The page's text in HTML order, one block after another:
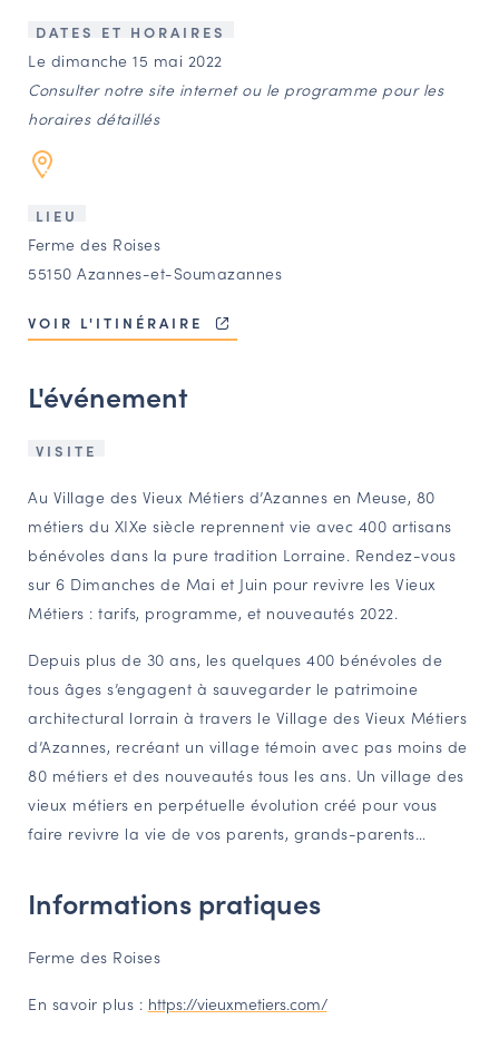
CONTACT
Agenda
Annuaire
Ressources
BOURSE D’ÉCHANGE
CARTES DES NAUDIN
Espace acteurs
NAVIGATION FILTRÉE « ACTEURS »
PORTAIL CULTURE
Comité d'Histoire Régionale
Service Inventaire et Patrimoines de la Région Grand Est
Amateurs d’histoire et de patrimoine
Responsables de structures
DATES ET HORAIRES
Le dimanche 15 mai 2022
Consulter notre site internet ou le programme pour les
horaires détaillés
LIEU
Ferme des Roises
55150 Azannes-et-Soumazannes
VOIR L'ITINÉRAIRE
L'événement
VISITE
Au Village des Vieux Métiers d’Azannes en Meuse, 80
métiers du XIXe siècle reprennent vie avec 400 artisans
bénévoles dans la pure tradition Lorraine. Rendez-vous
sur 6 Dimanches de Mai et Juin pour revivre les Vieux
Métiers : tarifs, programme, et nouveautés 2022.
Depuis plus de 30 ans, les quelques 400 bénévoles de
tous âges s’engagent à sauvegarder le patrimoine
architectural lorrain à travers le Village des Vieux Métiers
d’Azannes, recréant un village témoin avec pas moins de
80 métiers et des nouveautés tous les ans. Un village des
vieux métiers en perpétuelle évolution créé pour vous
faire revivre la vie de vos parents, grands-parents…
Informations pratiques
Ferme des Roises
En savoir plus : https://vieuxmetiers.com/